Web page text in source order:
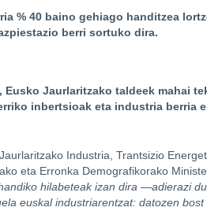
% 40 baino gehiago handitzea
berri sortuko dira.
Eusko Jaurlaritzako taldeek mahai
inbertsioak eta industria berria
Industria, Trantsizio
eta Erronka Demografikorako
hilabeteak izan dira —adierazi
euskal industriarentzat: datozen